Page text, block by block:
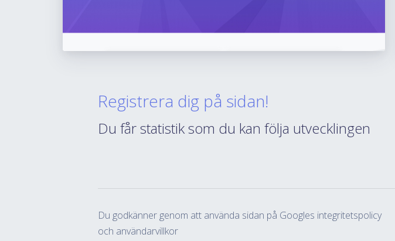
Registrera dig på sidan!
Du får statistik som du kan följa utvecklingen
Du godkänner genom att använda sidan på Googles integritetspolicy
och användarvillkor